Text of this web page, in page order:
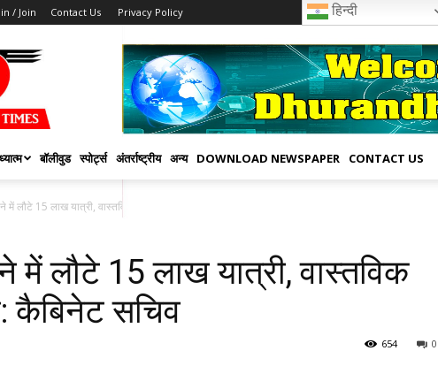
/ Join Contact Us Privacy Policy हिन्दी
बॉलीवुड स्पोर्ट्स अंतर्राष्ट्रीय अन्य DOWNLOAD NEWSPAPER CONTACT US
में लौटे 15 लाख यात्री, वास्तविक निगरानी में...
में लौटे 15 लाख यात्री, वास्तविक
कैबिनेट सचिव
0
654